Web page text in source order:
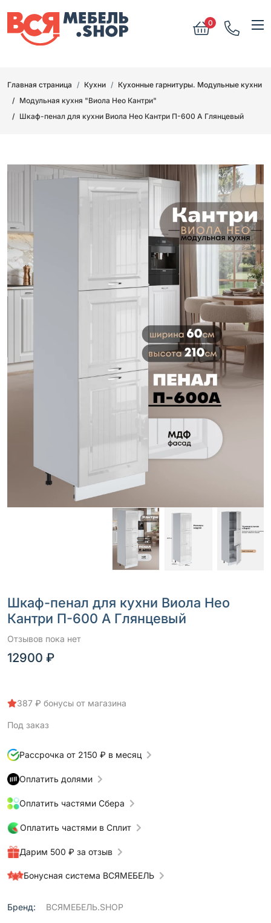
0
Главная страница Кухни
Кухонные гарнитуры. Модульные кухни
Модульная кухня "Виола Нео Кантри"
Шкаф-пенал для кухни Виола Нео Кантри П-600 А Глянцевый
Шкаф-пенал для кухни Виола Нео
Кантри П-600 А Глянцевый
Отзывов пока нет
12900 ₽
387 ₽ бонусы от магазина
Под заказ
Рассрочка от 2150 ₽ в месяц
Оплатить долями
Оплатить частями Сбера
Оплатить частями в Сплит
Дарим 500 ₽ за отзыв
Бонусная система ВСЯМЕБЕЛЬ
Бренд: ВСЯМЕБЕЛЬ.SHOP